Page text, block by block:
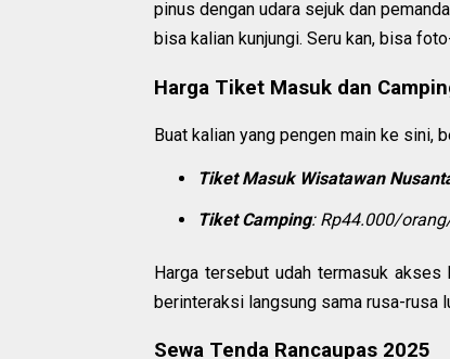
pinus dengan udara sejuk dan
bisa kalian kunjungi. Seru kan, bisa
Harga Tiket Masuk dan
Buat kalian yang pengen main ke sini,
Tiket Masuk Wisatawan
Tiket Camping: Rp44.000/
Harga tersebut udah termasuk akses
berinteraksi langsung sama rusa-rusa
Sewa Tenda Rancaupas 2025​